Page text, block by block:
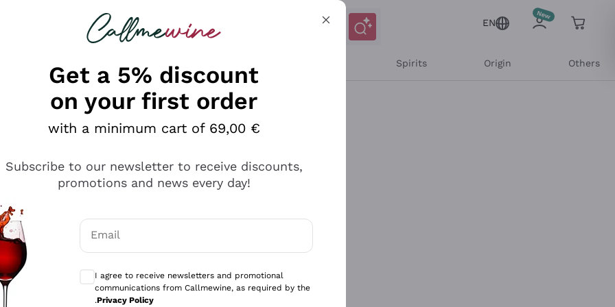
looking for
EN
Spirits Origin Others
Get a 5% discount
on your first order
with a minimum cart of 69,00 €
Subscribe to our newsletter to receive discounts,
promotions and news every day!
Email
I agree to receive newsletters and promotional
communications from Callmewine, as required by the
.Privacy Policy